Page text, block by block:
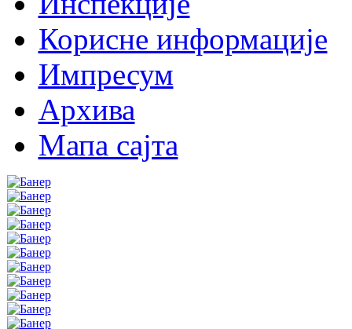
Корисне информације
Импресум
Архива
Мапа сајта